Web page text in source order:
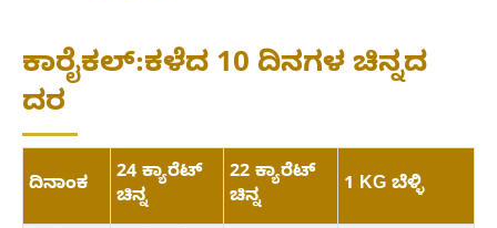
ಕಾರೈಕಲ್:ಕಳೆದ 10 ದಿನಗಳ ಚಿನ್ನದ
ದರ
ದಿನಾಂಕ
24 ಕ್ಯಾರೆಟ್
ಚಿನ್ನ
22 ಕ್ಯಾರೆಟ್
ಚಿನ್ನ
1 KG ಬೆಳ್ಳಿ